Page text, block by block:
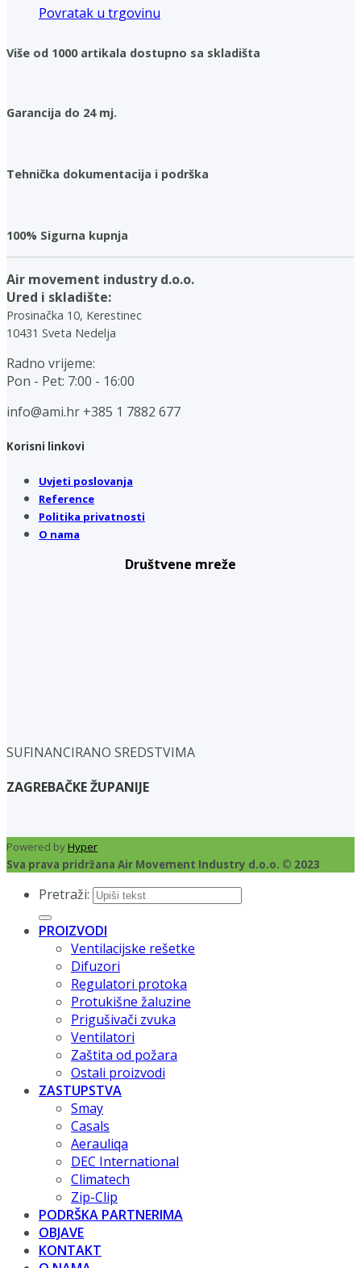
Povratak u trgovinu
Više od 1000 artikala dostupno sa skladišta
Garancija do 24 mj.
Tehnička dokumentacija i podrška
100% Sigurna kupnja
Air movement industry d.o.o.
Ured i skladište:
Prosinačka 10, Kerestinec
10431 Sveta Nedelja
Radno vrijeme:
Pon - Pet: 7:00 - 16:00
info@ami.hr +385 1 7882 677
Korisni linkovi
Uvjeti poslovanja
Reference
Politika privatnosti
O nama
Društvene mreže
SUFINANCIRANO SREDSTVIMA
ZAGREBAČKE ŽUPANIJE
Powered byHyper
Sva prava pridržana Air Movement Industry d.o.o. © 2023
Pretraži:
PROIZVODI
Ventilacijske rešetke
Difuzori
Regulatori protoka
Protukišne žaluzine
Prigušivači zvuka
Ventilatori
Zaštita od požara
Ostali proizvodi
ZASTUPSTVA
Smay
Casals
Aerauliqa
DEC International
Climatech
Zip-Clip
PODRŠKA PARTNERIMA
OBJAVE
KONTAKT